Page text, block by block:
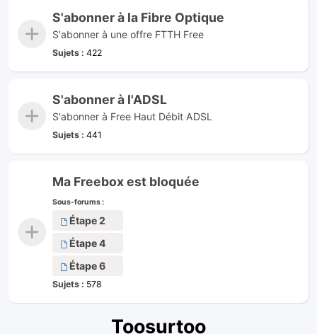
S'abonner à la Fibre Optique
S'abonner à une offre FTTH Free
Sujets : 422
S'abonner à l'ADSL
S'abonner à Free Haut Débit ADSL
Sujets : 441
Ma Freebox est bloquée
Sous-forums :
Étape 2
Étape 4
Étape 6
Sujets : 578
Toosurtoo